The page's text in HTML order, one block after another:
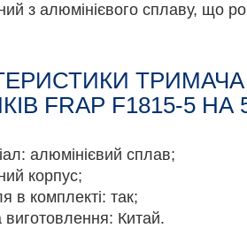
з алюмінієвого сплаву, що
FRAP F1815-5 НА
алюмінієвий сплав;
корпус;
в комплекті: так;
виготовлення: Китай.